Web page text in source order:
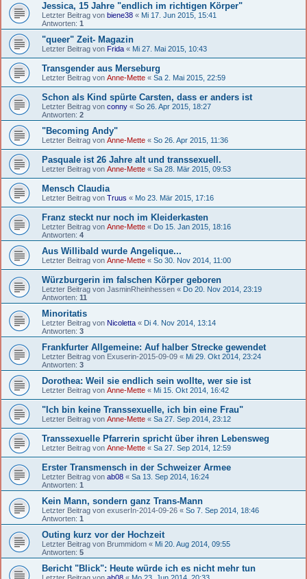
Jessica, 15 Jahre "endlich im richtigen Körper"
Letzter Beitrag von biene38 « Mi 17. Jun 2015, 15:41
Antworten: 1
"queer" Zeit- Magazin
Letzter Beitrag von Frida « Mi 27. Mai 2015, 10:43
Transgender aus Merseburg
Letzter Beitrag von Anne-Mette « Sa 2. Mai 2015, 22:59
Schon als Kind spürte Carsten, dass er anders ist
Letzter Beitrag von conny « So 26. Apr 2015, 18:27
Antworten: 2
"Becoming Andy"
Letzter Beitrag von Anne-Mette « So 26. Apr 2015, 11:36
Pasquale ist 26 Jahre alt und transsexuell.
Letzter Beitrag von Anne-Mette « Sa 28. Mär 2015, 09:53
Mensch Claudia
Letzter Beitrag von Truus « Mo 23. Mär 2015, 17:16
Franz steckt nur noch im Kleiderkasten
Letzter Beitrag von Anne-Mette « Do 15. Jan 2015, 18:16
Antworten: 4
Aus Willibald wurde Angelique...
Letzter Beitrag von Anne-Mette « So 30. Nov 2014, 11:00
Würzburgerin im falschen Körper geboren
Letzter Beitrag von JasminRheinhessen « Do 20. Nov 2014, 23:19
Antworten: 11
Minoritatis
Letzter Beitrag von Nicoletta « Di 4. Nov 2014, 13:14
Antworten: 3
Frankfurter Allgemeine: Auf halber Strecke gewendet
Letzter Beitrag von Exuserin-2015-09-09 « Mi 29. Okt 2014, 23:24
Antworten: 3
Dorothea: Weil sie endlich sein wollte, wer sie ist
Letzter Beitrag von Anne-Mette « Mi 15. Okt 2014, 16:42
"Ich bin keine Transsexuelle, ich bin eine Frau"
Letzter Beitrag von Anne-Mette « Sa 27. Sep 2014, 23:12
Transsexuelle Pfarrerin spricht über ihren Lebensweg
Letzter Beitrag von Anne-Mette « Sa 27. Sep 2014, 12:59
Erster Transmensch in der Schweizer Armee
Letzter Beitrag von ab08 « Sa 13. Sep 2014, 16:24
Antworten: 1
Kein Mann, sondern ganz Trans-Mann
Letzter Beitrag von exuserIn-2014-09-26 « So 7. Sep 2014, 18:46
Antworten: 1
Outing kurz vor der Hochzeit
Letzter Beitrag von Brummidom « Mi 20. Aug 2014, 09:55
Antworten: 5
Bericht "Blick": Heute würde ich es nicht mehr tun